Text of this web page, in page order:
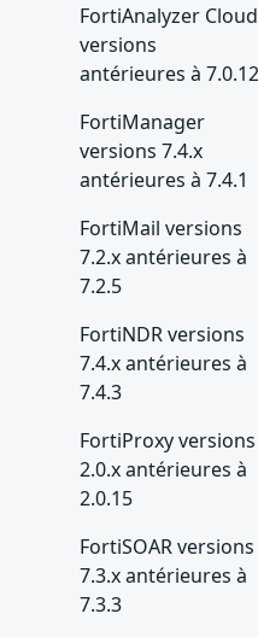
FortiAnalyzer Cloud
versions
antérieures à 7.0.12
FortiManager
versions 7.4.x
antérieures à 7.4.1
FortiMail versions
7.2.x antérieures à
7.2.5
FortiNDR versions
7.4.x antérieures à
7.4.3
FortiProxy versions
2.0.x antérieures à
2.0.15
FortiSOAR versions
7.3.x antérieures à
7.3.3